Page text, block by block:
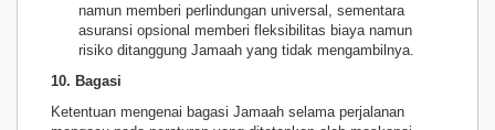
namun memberi perlindungan universal, sementara
asuransi opsional memberi fleksibilitas biaya namun
risiko ditanggung Jamaah yang tidak mengambilnya.
10. Bagasi
Ketentuan mengenai bagasi Jamaah selama perjalanan